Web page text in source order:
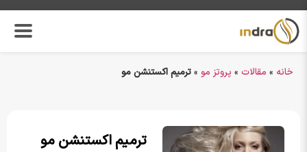
خانه » مقالات » پروتز مو »ترمیم اکستنشن مو
ترمیم اکستنشن مو